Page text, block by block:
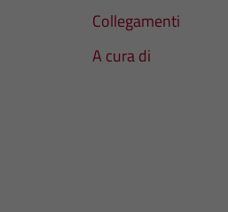
Collegamenti
A cura di